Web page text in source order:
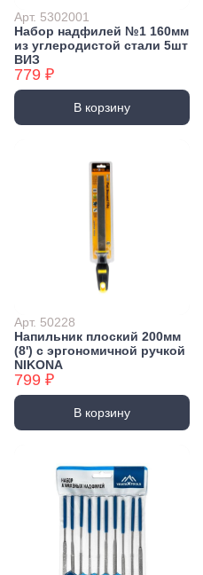
Арт. 5302001
Набор надфилей №1 160мм
из углеродистой стали 5шт
ВИЗ
779 ₽
В корзину
Арт. 50228
Напильник плоский 200мм
(8') с эргономичной ручкой
NIKONA
799 ₽
В корзину